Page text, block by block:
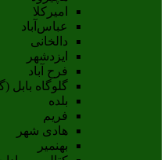
امیرکلا
عباس‌آباد
دالخانی
ایزدشهر
فرح آباد
گلوگاه بابل
بلده
فریم
هادی شهر
بهنمیر